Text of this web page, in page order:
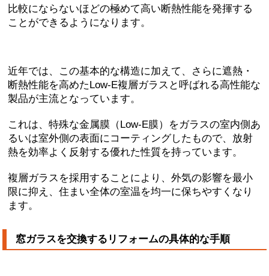
比較にならないほどの極めて高い断熱性能を発揮する
ことができるようになります。
近年では、この基本的な構造に加えて、さらに遮熱・
断熱性能を高めたLow-E複層ガラスと呼ばれる高性能な
製品が主流となっています。
これは、特殊な金属膜（Low-E膜）をガラスの室内側あ
るいは室外側の表面にコーティングしたもので、放射
熱を効率よく反射する優れた性質を持っています。
複層ガラスを採用することにより、外気の影響を最小
限に抑え、住まい全体の室温を均一に保ちやすくなり
ます。
窓ガラスを交換するリフォームの具体的な手順